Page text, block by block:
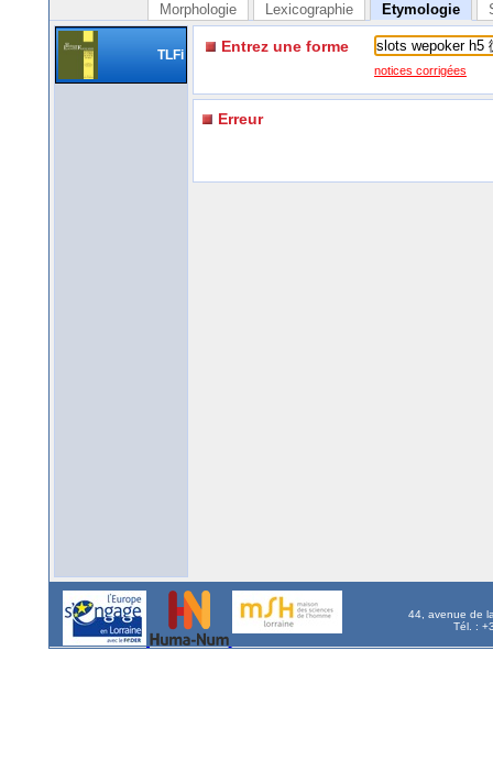
Morphologie Lexicographie Etymologie
TLFi Entrez une forme
notices corrigées
Erreur
44, avenue de
Tél. :